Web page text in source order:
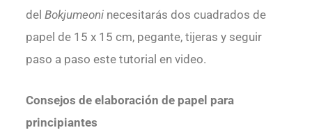
del Bokjumeoni necesitarás dos cuadrados de
papel de 15 x 15 cm, pegante, tijeras y seguir
paso a paso este tutorial en video.
Consejos de elaboración de papel para
principiantes